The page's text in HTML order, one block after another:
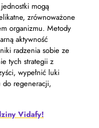
mogą
zrównoważone
organizmu. Metody
aktywność
radzenia sobie ze
tych strategii z
wypełnić luki
do regeneracji,
Vidafy!